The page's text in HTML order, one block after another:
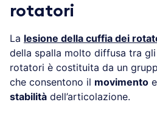
rotatori
La lesione della cuffia dei
della spalla molto diffusa tra
rotatori è costituita da un
che consentono il movimento
stabilità dell’articolazione.